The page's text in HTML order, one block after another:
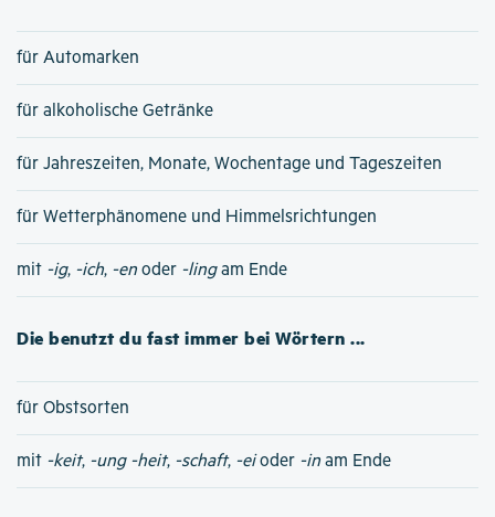
für Automarken
für alkoholische Getränke
für Jahreszeiten, Monate, Wochentage und Tageszeiten
für Wetterphänomene und Himmelsrichtungen
mit -ig, -ich, -en oder -lingam Ende
Die benutzt du fast immer bei Wörtern ...
für Obstsorten
mit -keit, -ung -heit, -schaft, -eioder -in am Ende